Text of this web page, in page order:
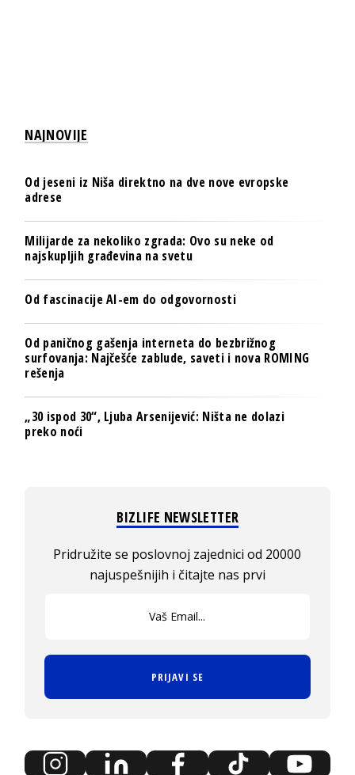
NAJNOVIJE
Od jeseni iz Niša direktno na dve nove evropske
adrese
Milijarde za nekoliko zgrada: Ovo su neke od
najskupljih građevina na svetu
Od fascinacije AI-em do odgovornosti
Od paničnog gašenja interneta do bezbrižnog
surfovanja: Najčešće zablude, saveti i nova ROMING
rešenja
„30 ispod 30“, Ljuba Arsenijević: Ništa ne dolazi
preko noći
BIZLIFE NEWSLETTER
Pridružite se poslovnoj zajednici od 20000
najuspešnijih i čitajte nas prvi
PRIJAVI SE